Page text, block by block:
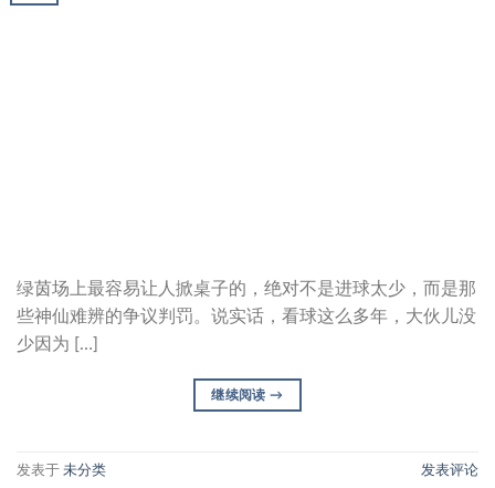
绿茵场上最容易让人掀桌子的，绝对不是进球太少，而是那
些神仙难辨的争议判罚。说实话，看球这么多年，大伙儿没
少因为 […]
继续阅读→
发表于 未分类 发表评论